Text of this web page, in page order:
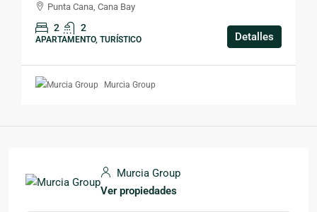
Punta Cana, Cana Bay
2 2
APARTAMENTO, TURÍSTICO Detalles
Murcia Group
Murcia Group
Ver propiedades